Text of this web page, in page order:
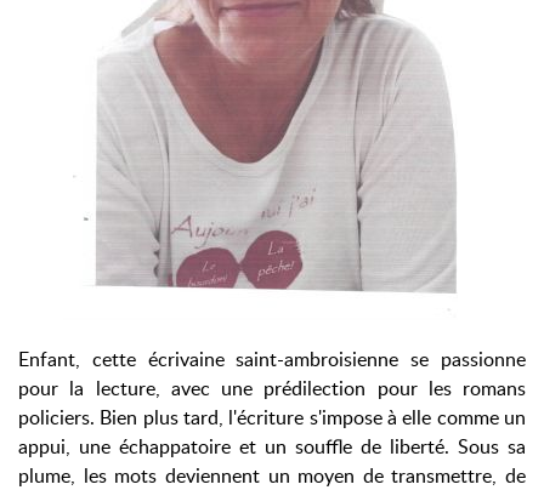
Enfant, cette écrivaine saint-ambroisienne se passionne
pour la lecture, avec une prédilection pour les romans
policiers. Bien plus tard, l'écriture s'impose à elle comme un
appui, une échappatoire et un souffle de liberté. Sous sa
plume, les mots deviennent un moyen de transmettre, de